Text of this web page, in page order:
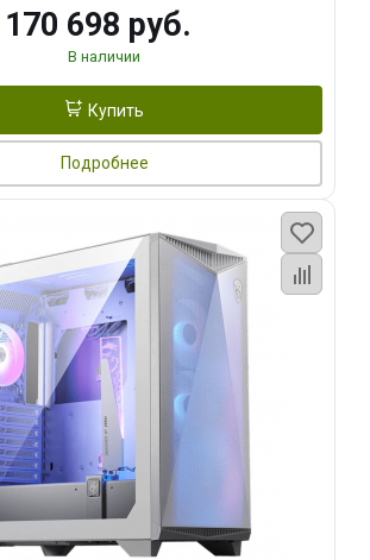
170 698 руб.
В наличии
Купить
Подробнее